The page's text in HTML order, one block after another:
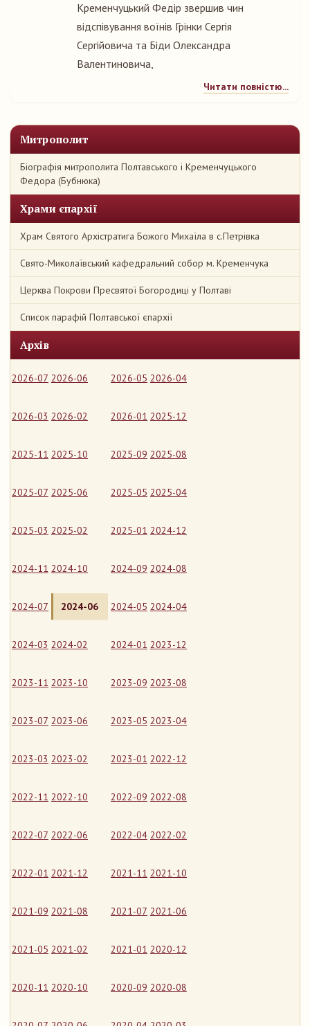
Митрополит
Біографія митрополита Полтавського і Кременчуцького
Федора (Бубнюка)
Храми єпархії
Храм Святого Архістратига Божого Михаїла в с.Петрівка
Свято-Миколаївський кафедральний собор м. Кременчука
Церква Покрови Пресвятої Богородиці у Полтаві
Список парафій Полтавської єпархії
Архів
2026-07 2026-06 2026-05 2026-04
2026-03 2026-02 2026-01 2025-12
2025-11 2025-10 2025-09 2025-08
2025-07 2025-06 2025-05 2025-04
2025-03 2025-02 2025-01 2024-12
2024-11 2024-10 2024-09 2024-08
2024-07 2024-06 2024-05 2024-04
2024-03 2024-02 2024-01 2023-12
2023-11 2023-10 2023-09 2023-08
2023-07 2023-06 2023-05 2023-04
2023-03 2023-02 2023-01 2022-12
2022-11 2022-10 2022-09 2022-08
2022-07 2022-06 2022-04 2022-02
2022-01 2021-12 2021-11 2021-10
2021-09 2021-08 2021-07 2021-06
2021-05 2021-02 2021-01 2020-12
2020-11 2020-10 2020-09 2020-08
Кременчуцький Федір звершив чин
відспівування воїнів Грінки Сергія
Сергійовича та Біди Олександра
Валентиновича,
Читати повністю...